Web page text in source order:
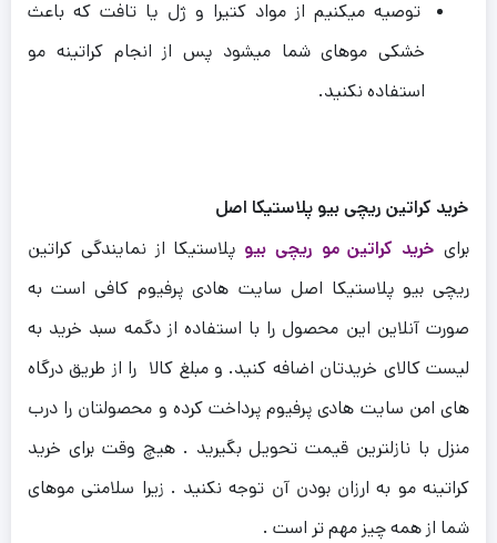
توصیه میکنیم از مواد کتیرا و ژل یا تافت که باعث
خشکی موهای شما میشود پس از انجام کراتینه مو
استفاده نکنید.
خرید کراتین ریچی بیو پلاستیکا اصل
برای خرید کراتین مو ریچی بیو پلاستیکا از نمایندگی کراتین
ریچی بیو پلاستیکا اصل سایت هادی پرفیوم کافی است به
صورت آنلاین این محصول را با استفاده از دگمه سبد خرید به
لیست کالای خریدتان اضافه کنید. و مبلغ کالا را از طریق درگاه
های امن سایت هادی پرفیوم پرداخت کرده و محصولتان را درب
منزل با نازلترین قیمت تحویل بگیرید .هیچ وقت برای خرید
کراتینه مو به ارزان بودن آن توجه نکنید . زیرا سلامتی موهای
شما از همه چیز مهم تر است .